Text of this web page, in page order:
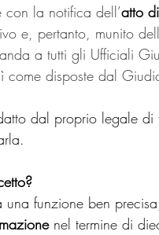
con la notifica dell’atto
e, pertanto, munito
a tutti gli Ufficiali
come disposte dal
dal proprio legale
il
una funzione ben
nel termine di